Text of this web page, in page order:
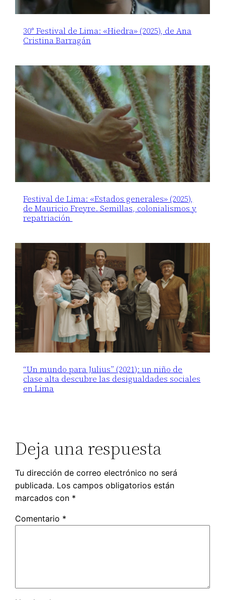
30° Festival de Lima: «Hiedra» (2025), de Ana
Cristina Barragán
Festival de Lima: «Estados generales» (2025),
de Mauricio Freyre. Semillas, colonialismos y
repatriación
“Un mundo para Julius” (2021): un niño de
clase alta descubre las desigualdades sociales
en Lima
Deja una respuesta
Tu dirección de correo electrónico no será
publicada. Los campos obligatorios están
marcados con *
Comentario *